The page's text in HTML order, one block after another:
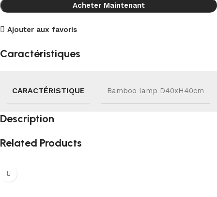
Acheter Maintenant
Ajouter aux favoris
Caractéristiques
CARACTÉRISTIQUE Bamboo lamp D40xH40cm
Description
Related Products